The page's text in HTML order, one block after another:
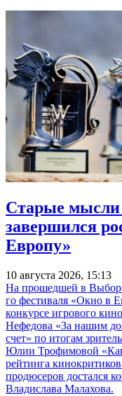
Старые мысли
завершился
Европу»
10 августа 2026, 15:13
На прошедшей в
го фестиваля «Окно в
конкурсе игрового
Нефедова «За нашим
счет» по итогам
Юлии Трофимовой
рейтинга
продюсеров достался
Владислава Малахова.